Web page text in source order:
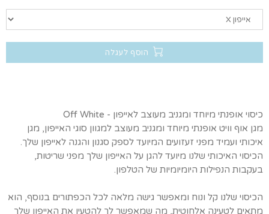
הוסף לעגלה
כיסוי אופנתי מיוחד ומגניב מעוצב לאייפון - Off White
מגן אוף וויט אופנתי מיוחד ומגניב מעוצב למגוון סוגי האייפון, מגן
איכותי ועמיד מפני זעזועים המיועד לספק סגנון והגנה לאייפון שלך.
הכיסוי האיכותי שלנו מיועד להגן על האייפון שלך מפני שריטות,
בעקבות הנפילות היומיומיות של הטלפון.
הכיסוי שלנו קל ונוח ומאפשר גישה מלאה לכל הכפתורים בנוסף, הוא
מתאים לטעינה אלחוטית, מה שמאפשר לך להטעין את האייפון שלך